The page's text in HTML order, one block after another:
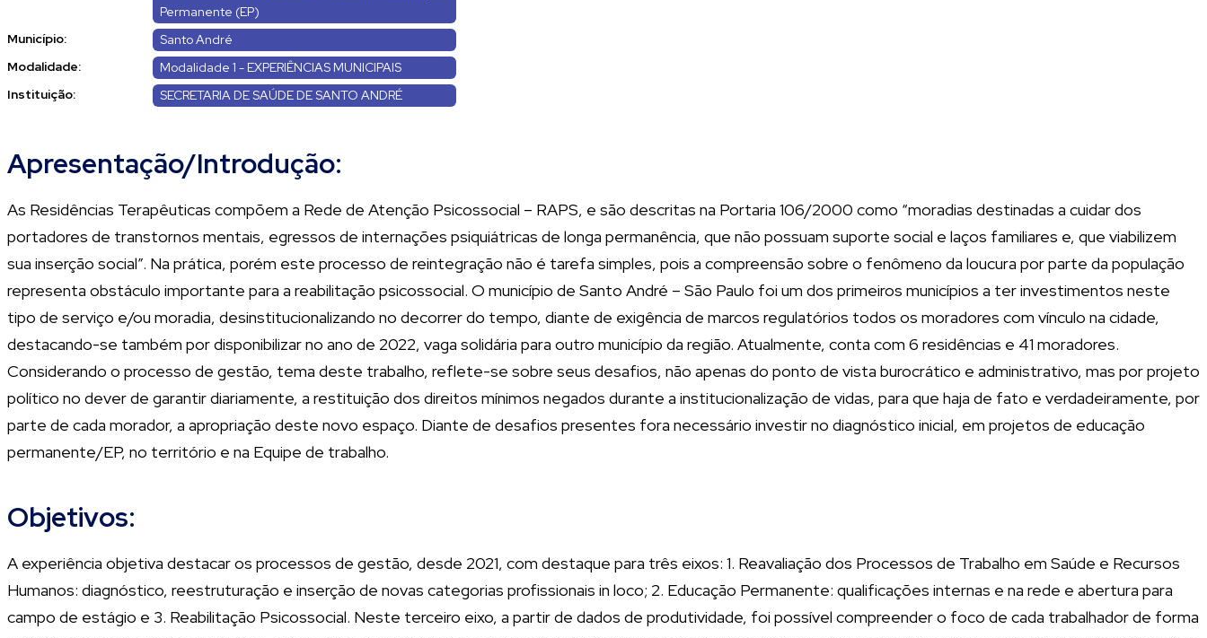
Permanente (EP)
Município:
Santo André
Modalidade:
Modalidade 1 - EXPERIÊNCIAS MUNICIPAIS
Instituição:
SECRETARIA DE SAÚDE DE SANTO ANDRÉ
Apresentação/Introdução:
As Residências Terapêuticas compõem a Rede de Atenção Psicossocial – RAPS, e são descritas na Portaria 106/2000 como “moradias destinadas a cuidar dos
portadores de transtornos mentais, egressos de internações psiquiátricas de longa permanência, que não possuam suporte social e laços familiares e, que viabilizem
sua inserção social”. Na prática, porém este processo de reintegração não é tarefa simples, pois a compreensão sobre o fenômeno da loucura por parte da população
representa obstáculo importante para a reabilitação psicossocial. O município de Santo André – São Paulo foi um dos primeiros municípios a ter investimentos neste
tipo de serviço e/ou moradia, desinstitucionalizando no decorrer do tempo, diante de exigência de marcos regulatórios todos os moradores com vínculo na cidade,
destacando-se também por disponibilizar no ano de 2022, vaga solidária para outro município da região. Atualmente, conta com 6 residências e 41 moradores.
Considerando o processo de gestão, tema deste trabalho, reflete-se sobre seus desafios, não apenas do ponto de vista burocrático e administrativo, mas por projeto
político no dever de garantir diariamente, a restituição dos direitos mínimos negados durante a institucionalização de vidas, para que haja de fato e verdadeiramente, por
parte de cada morador, a apropriação deste novo espaço. Diante de desafios presentes fora necessário investir no diagnóstico inicial, em projetos de educação
permanente/EP, no território e na Equipe de trabalho.
Objetivos:
A experiência objetiva destacar os processos de gestão, desde 2021, com destaque para três eixos: 1. Reavaliação dos Processos de Trabalho em Saúde e Recursos
Humanos: diagnóstico, reestruturação e inserção de novas categorias profissionais in loco; 2. Educação Permanente: qualificações internas e na rede e abertura para
campo de estágio e 3. Reabilitação Psicossocial. Neste terceiro eixo, a partir de dados de produtividade, foi possível compreender o foco de cada trabalhador de forma